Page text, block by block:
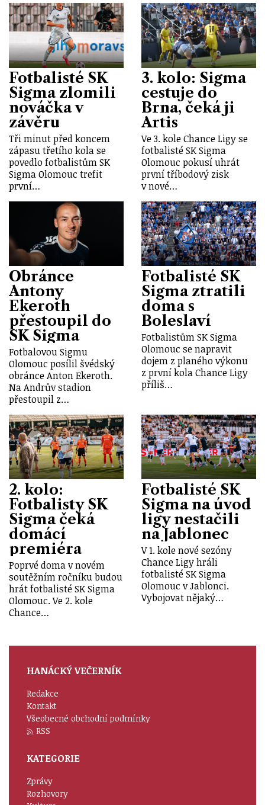
Fotbalisté SK
Sigma zlomili
nováčka v
závěru
Tři minut před koncem
zápasu třetího kola se
povedlo fotbalistům SK
Sigma Olomouc trefit
první…
3. kolo: Sigma
cestuje do
Brna, čeká ji
Artis
Ve 3. kole Chance Ligy se
fotbalisté SK Sigma
Olomouc pokusí uhrát
první tříbodový zisk
v nové…
Obránce
Antony
Ekeroth
přestoupil do
SK Sigma
Fotbalovou Sigmu
Olomouc posílil švédský
obránce Anton Ekeroth.
Na Andrův stadion
přestoupil z…
Fotbalisté SK
Sigma ztratili
doma s
Boleslaví
Fotbalistům SK Sigma
Olomouc se napravit
dojem z planého výkonu
z první kola Chance Ligy
příliš…
2. kolo:
Fotbalisty SK
Sigma čeká
domácí
premiéra
Poprvé doma v novém
soutěžním ročníku budou
hrát fotbalisté SK Sigma
Olomouc. Ve 2. kole
Chance…
Fotbalisté SK
Sigma na úvod
ligy nestačili
na Jablonec
V 1. kole nové sezóny
Chance Ligy hráli
fotbalisté SK Sigma
Olomouc v Jablonci.
Vybojovat nějaký…
HANÁCKÝ VEČERNÍK
Redakce
Kontakt
Všeobecné obchodní podmínky
RSS
KATEGORIE
Zprávy
Rozhovory